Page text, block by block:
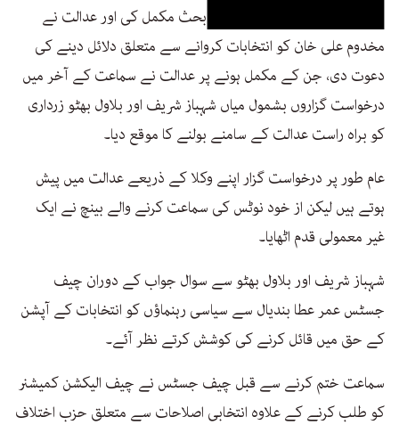
بحث مكمل كی اور عدالت نے
مخدوم علی خان كو انتخابات كروانے سے متعلق دلائل دینے كی
دعوت دی، جن كے مكمل ہونے پر عدالت نے سماعت كے آخر میں
درخواست گزاروں بشمول میاں شہباز شریف اور بلاول بھٹو زرداری
كو براہ راست عدالت كے سامنے بولنے كا موقع دیا۔
عام طور پر درخواست گزار اپنے وكلا كے ذریعے عدالت میں پیش
ہوتے ہیں لیکن از خود نوٹس كی سماعت كرنے والے بینچ نے ایک
غیر معمولی قدم اٹھایا۔
شہباز شریف اور بلاول بھٹو سے سوال جواب كے دوران چیف
جسٹس عمر عطا بندیال سے سیاسی رہنماؤں كو انتخابات كے آپشن
كے حق میں قائل كرنے كی كوشش كرتے نظر آئے۔
سماعت ختم كرنے سے قبل چیف جسٹس نے چیف الیكشن كمیشنر
كو طلب كرنے كے علاوہ انتخابی اصلاحات سے متعلق حزب اختلاف